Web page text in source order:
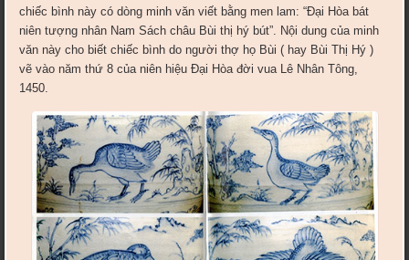
chiếc bình này có dòng minh văn viết bằng men lam: “Đại Hòa bát
niên tượng nhân Nam Sách châu Bùi thị hý bút”. Nội dung của minh
văn này cho biết chiếc bình do người thợ họ Bùi ( hay Bùi Thị Hý )
vẽ vào năm thứ 8 của niên hiệu Đại Hòa đời vua Lê Nhân Tông,
1450.